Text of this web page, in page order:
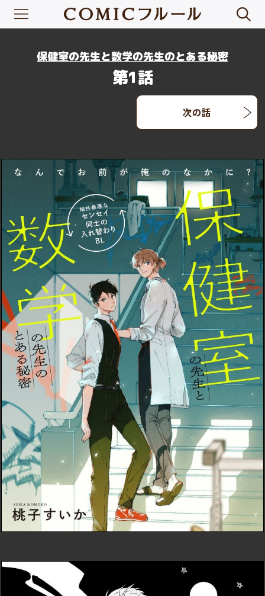
保健室の先生と数学の先生のとある秘密
第1話
次の話